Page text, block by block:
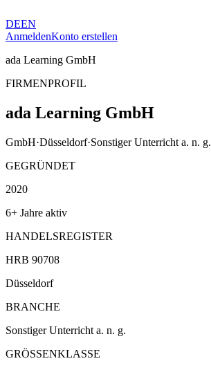
DEEN
AnmeldenKonto erstellen
ada Learning GmbH
FIRMENPROFIL
ada Learning GmbH
GmbH·Düsseldorf·Sonstiger Unterricht a. n. g.
GEGRÜNDET
2020
6+ Jahre aktiv
HANDELSREGISTER
HRB 90708
Düsseldorf
BRANCHE
Sonstiger Unterricht a. n. g.
GRÖSSENKLASSE